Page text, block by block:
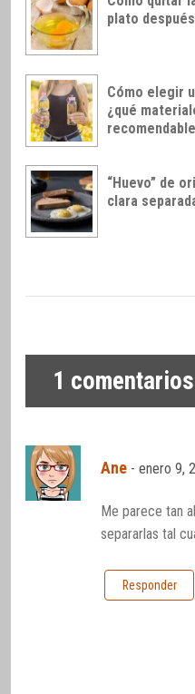
plato
Cómo elegir
¿qué
“Huevo” de
clara
1 comentarios
Ane -enero 9,
Me parece tan
separarlas tal
Responder